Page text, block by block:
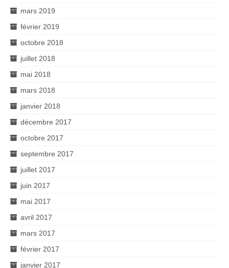
mars 2019
février 2019
octobre 2018
juillet 2018
mai 2018
mars 2018
janvier 2018
décembre 2017
octobre 2017
septembre 2017
juillet 2017
juin 2017
mai 2017
avril 2017
mars 2017
février 2017
janvier 2017